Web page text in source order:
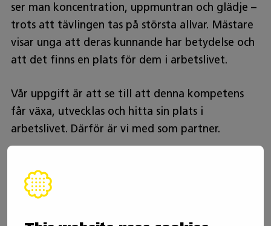
ser man koncentration, uppmuntran och glädje –
trots att tävlingen tas på största allvar. Mästare
visar unga att deras kunnande har betydelse och
att det finns en plats för dem i arbetslivet.
Vår uppgift är att se till att denna kompetens
får växa, utvecklas och hitta sin plats i
arbetslivet. Därför är vi med som partner.
Wurth.fi